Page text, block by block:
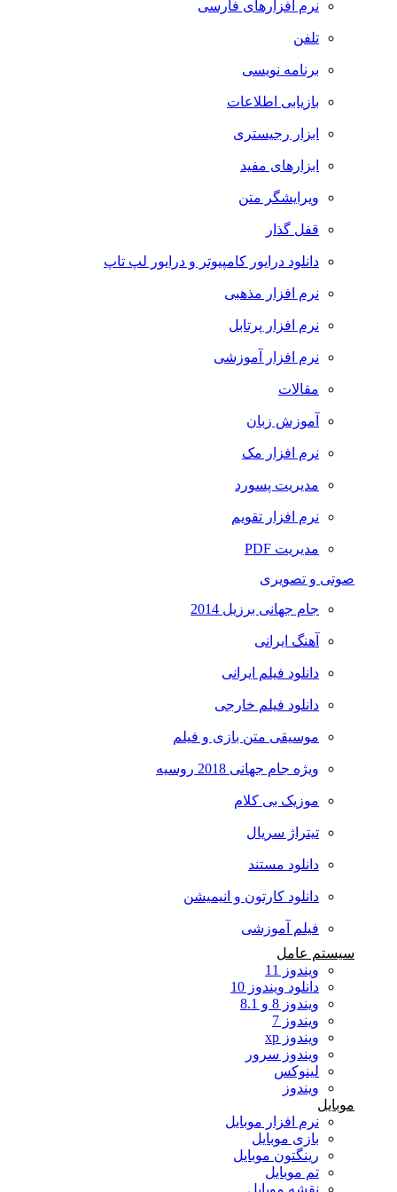
نرم افزارهای فارسی
تلفن
برنامه نویسی
بازیابی اطلاعات
ابزار رجیستری
ابزارهای مفید
ویرایشگر متن
قفل گذار
دانلود درایور کامپیوتر و درایور لپ تاپ
نرم افزار مذهبی
نرم افزار پرتابل
نرم افزار آموزشی
مقالات
آموزش زبان
نرم افزار مک
مدیریت پسورد
نرم افزار تقویم
مدیریت PDF
صوتی و تصویری
جام جهانی برزیل 2014
آهنگ ایرانی
دانلود فیلم ایرانی
دانلود فیلم خارجی
موسیقی متن بازی و فیلم
ویژه جام جهانی 2018 روسیه
موزیک بی کلام
تیتراژ سریال
دانلود مستند
دانلود کارتون و انیمیشن
فیلم آموزشی
سیستم عامل
ویندوز 11
دانلود ویندوز 10
ویندوز 8 و 8.1
ویندوز 7
ویندوز xp
ویندوز سرور
لینوکس
ویندوز
موبایل
نرم افزار موبایل
بازی موبایل
رینگتون موبایل
تم موبایل
نقشه موبایل